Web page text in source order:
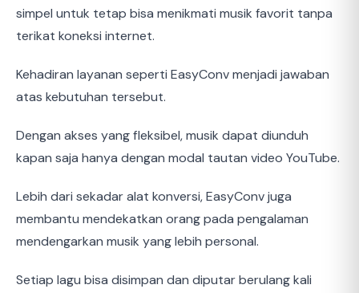
simpel untuk tetap bisa menikmati musik favorit tanpa
terikat koneksi internet.
Kehadiran layanan seperti EasyConv menjadi jawaban
atas kebutuhan tersebut.
Dengan akses yang fleksibel, musik dapat diunduh
kapan saja hanya dengan modal tautan video YouTube.
Lebih dari sekadar alat konversi, EasyConv juga
membantu mendekatkan orang pada pengalaman
mendengarkan musik yang lebih personal.
Setiap lagu bisa disimpan dan diputar berulang kali